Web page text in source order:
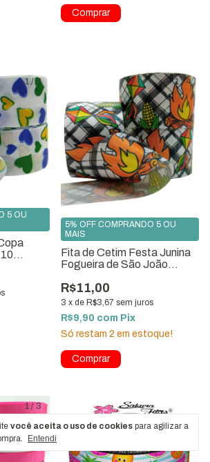
você aceita o uso de cookies para agilizar a
Entendi
1/3
5 OU
1/4
Fita de Cetim Festa Junina
Fogueira de São João
R$11,00
3 x de R$3,67 sem juros
5% OFF COMPRANDO 5 OU
MAIS
R$9,90 com Pix
Só restam 2 em estoque!
1/3